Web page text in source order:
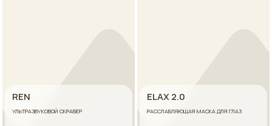
REN
УЛЬТРАЗВУКОВОЙ СКРАБЕР
ELAX 2.0
РАССЛАБЛЯЮЩАЯ МАСКА ДЛЯ ГЛАЗ